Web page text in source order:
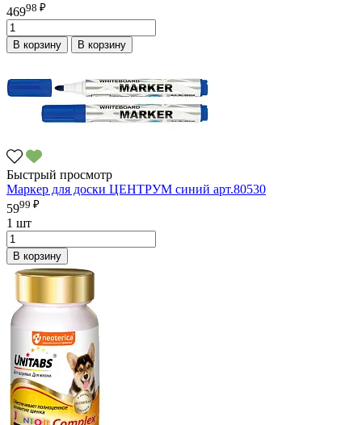
46998 ₽
В корзину В корзину
Быстрый просмотр
Маркер для доски ЦЕНТРУМ синий арт.80530
5999 ₽
1 шт
В корзину